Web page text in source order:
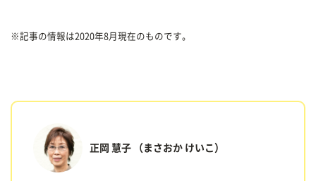
※記事の情報は2020年8月現在のものです。
正岡 慧子 （まさおか けいこ）